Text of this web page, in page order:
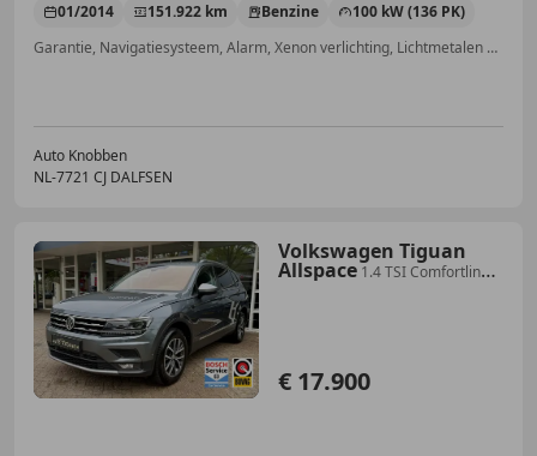
01/2014 151.922 km Benzine
100 kW (136 PK)
Garantie, Navigatiesysteem, Alarm, Xenon verlichting, Lichtmetalen velgen, Airconditioning, Met onderhoudshistorie, Startonderbreker
Auto Knobben
NL-7721 CJ DALFSEN
Volkswagen Tiguan
Allspace 1.4 TSI Comfortline,
€ 17.900